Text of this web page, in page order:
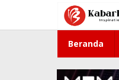
konten
Beranda